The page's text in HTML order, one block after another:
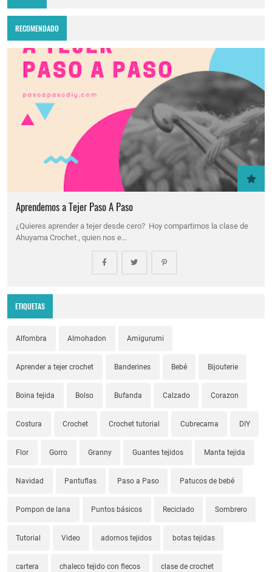
RECOMENDADO
Aprendemos a Tejer Paso A Paso
¿Quieres aprender a tejer desde cero? Hoy compartimos la clase de
Ahuyama Crochet , quien nos e…
ETIQUETAS
Alfombra Almohadon Amigurumi
Aprender a tejer crochet Banderines Bebé Bijouterie
Boina tejida Bolso Bufanda Calzado Corazon
Costura Crochet Crochet tutorial Cubrecama DIY
Flor Gorro Granny Guantes tejidos Manta tejida
Navidad Pantuflas Paso a Paso Patucos de bebé
Pompon de lana Puntos básicos Reciclado Sombrero
Tutorial Video adornos tejidos botas tejidas
cartera chaleco tejido con flecos clase de crochet